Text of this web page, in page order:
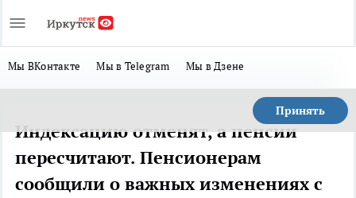
Мы ВКонтакте Мы в Telegram Мы в Дзене
Принять
Индексацию отменят, а пенсии
пересчитают. Пенсионерам
сообщили о важных изменениях с